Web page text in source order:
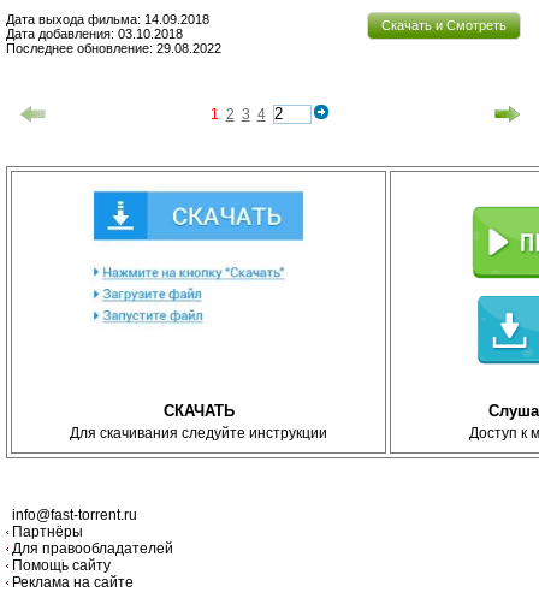
Скачать и Смотреть
Дата выхода фильма: 14.09.2018
Дата добавления: 03.10.2018
Последнее обновление: 29.08.2022
1 2 3 4
СКАЧАТЬ
Для скачивания следуйте инструкции Доступ к
info@fast-torrent.ru
Партнёры
Для правообладателей
Помощь сайту
Реклама на сайте